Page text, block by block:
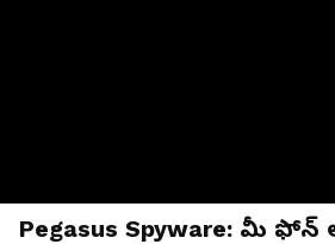
Pegasus Spyware: మీ